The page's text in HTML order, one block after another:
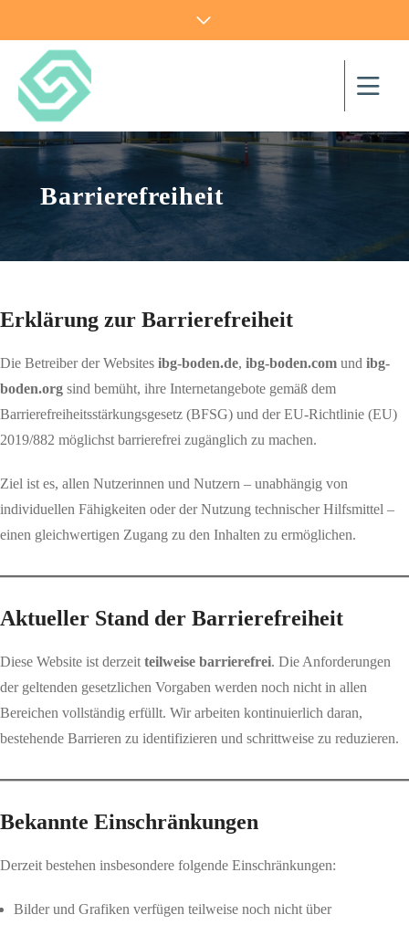
Barrierefreiheit
Erklärung zur Barrierefreiheit
Die Betreiber der Websites ibg-boden.de, ibg-boden.com und ibg-
boden.org sind bemüht, ihre Internetangebote gemäß dem
Barrierefreiheitsstärkungsgesetz (BFSG) und der EU-Richtlinie (EU)
2019/882 möglichst barrierefrei zugänglich zu machen.
Ziel ist es, allen Nutzerinnen und Nutzern – unabhängig von
individuellen Fähigkeiten oder der Nutzung technischer Hilfsmittel –
einen gleichwertigen Zugang zu den Inhalten zu ermöglichen.
Aktueller Stand der Barrierefreiheit
Diese Website ist derzeit teilweise barrierefrei. Die Anforderungen
der geltenden gesetzlichen Vorgaben werden noch nicht in allen
Bereichen vollständig erfüllt. Wir arbeiten kontinuierlich daran,
bestehende Barrieren zu identifizieren und schrittweise zu reduzieren.
Bekannte Einschränkungen
Derzeit bestehen insbesondere folgende Einschränkungen:
Bilder und Grafiken verfügen teilweise noch nicht über